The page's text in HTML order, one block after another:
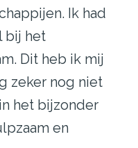
Ik had
bij het
Dit heb ik mij
zeker nog niet
het bijzonder
en